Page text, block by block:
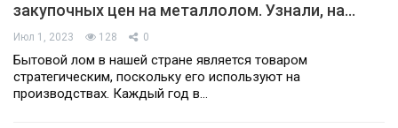
закупочных цен на металлолом. Узнали, на…
Июл 1, 2023 128 0
Бытовой лом в нашей стране является товаром
стратегическим, поскольку его используют на
производствах. Каждый год в…